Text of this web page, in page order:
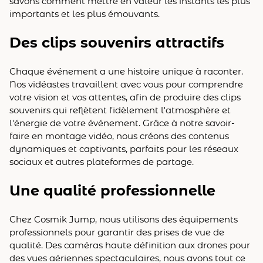
importants et les plus émouvants.
Des clips souvenirs attractifs
Chaque événement a une histoire unique à raconter.
Nos vidéastes travaillent avec vous pour comprendre
votre vision et vos attentes, afin de produire des clips
souvenirs qui reflètent fidèlement l'atmosphère et
l'énergie de votre événement. Grâce à notre savoir-
faire en montage vidéo, nous créons des contenus
dynamiques et captivants, parfaits pour les réseaux
sociaux et autres plateformes de partage.
Une qualité professionnelle
Chez Cosmik Jump, nous utilisons des équipements
professionnels pour garantir des prises de vue de
qualité. Des caméras haute définition aux drones pour
des vues aériennes spectaculaires, nous avons tout ce